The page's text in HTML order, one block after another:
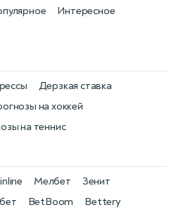
Интересное
на хоккей
на теннис
Дерзкая ставка
BetBoom
Мелбет
Bettery
Зенит